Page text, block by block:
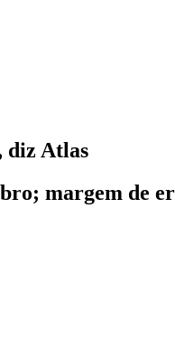
diz Atlas
margem de